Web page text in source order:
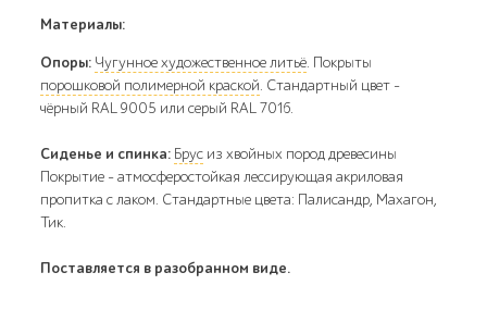
Материалы:
Опоры: Чугунное художественное литьё. Покрыты
порошковой полимерной краской. Стандартный цвет –
чёрный RAL 9005 или серый RAL 7016.
Сиденье и спинка: Брус из хвойных пород древесины
Покрытие - атмосферостойкая лессирующая акриловая
пропитка с лаком. Стандартные цвета: Палисандр, Махагон,
Тик.
Поставляется в разобранном виде.